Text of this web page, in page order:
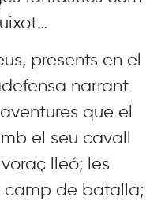
presents en el
narrant
que el
el seu cavall
lleó; les
camp de batalla;